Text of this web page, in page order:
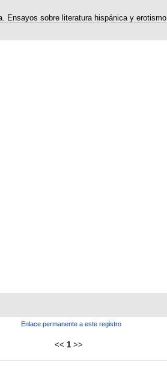
Ensayos sobre literatura hispánica y erotismo
Enlace permanente a este registro
<< 1 >>